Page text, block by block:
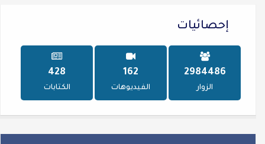
إحصائيات
4095841
الزوار
223
الفيديوهات
587
الكتابات